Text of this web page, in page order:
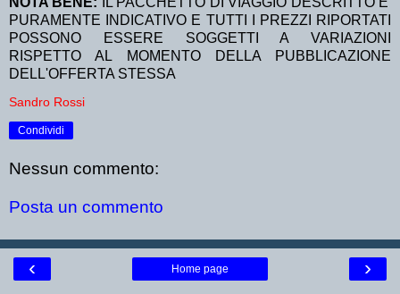
PURAMENTE INDICATIVO E TUTTI I PREZZI RIPORTATI
POSSONO ESSERE SOGGETTI A VARIAZIONI
RISPETTO AL MOMENTO DELLA PUBBLICAZIONE
DELL'OFFERTA STESSA
Sandro Rossi
Condividi
Nessun commento:
Posta un commento
‹ ›
Home page